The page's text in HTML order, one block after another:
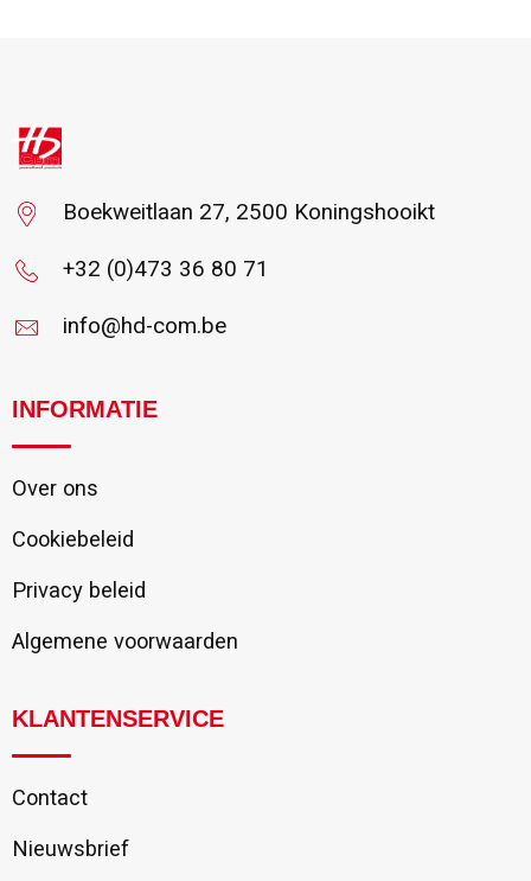
Boekweitlaan 27, 2500 Koningshooikt
+32 (0)473 36 80 71
info@hd-com.be
INFORMATIE
Over ons
Cookiebeleid
Privacy beleid
Algemene voorwaarden
KLANTENSERVICE
Contact
Nieuwsbrief